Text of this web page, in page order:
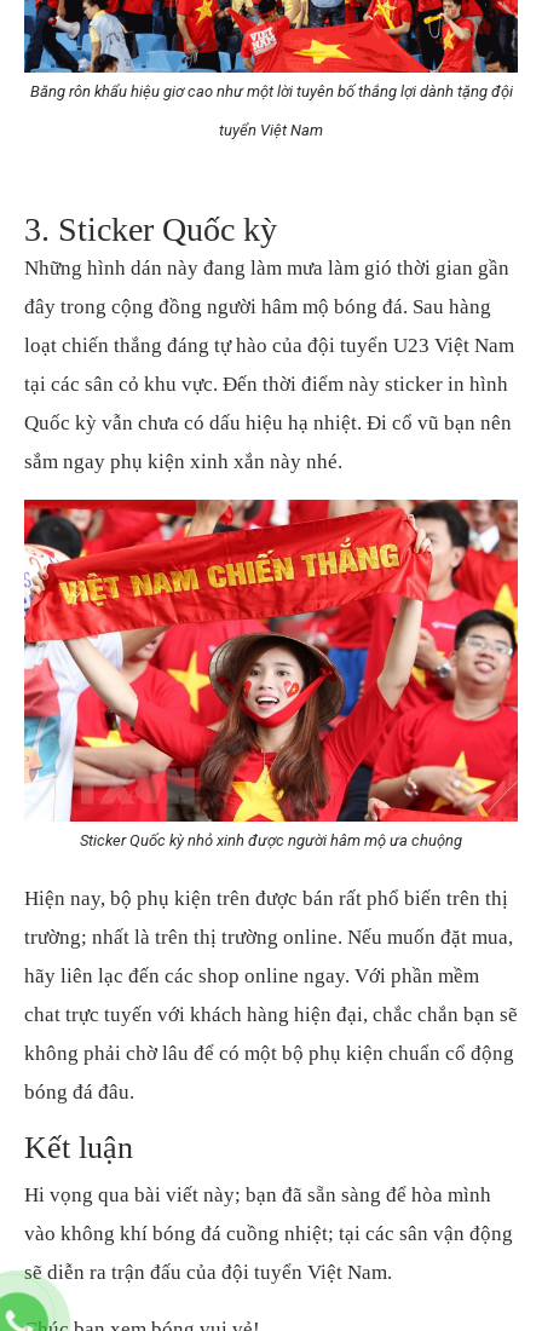
Băng rôn khẩu hiệu giơ cao như một lời tuyên bố thắng lợi dành tặng đội
tuyển Việt Nam
3. Sticker Quốc kỳ
Những hình dán này đang làm mưa làm gió thời gian gần
đây trong cộng đồng người hâm mộ bóng đá. Sau hàng
loạt chiến thắng đáng tự hào của đội tuyển U23 Việt Nam
tại các sân cỏ khu vực. Đến thời điểm này sticker in hình
Quốc kỳ vẫn chưa có dấu hiệu hạ nhiệt. Đi cổ vũ bạn nên
sắm ngay phụ kiện xinh xắn này nhé.
Sticker Quốc kỳ nhỏ xinh được người hâm mộ ưa chuộng
Hiện nay, bộ phụ kiện trên được bán rất phổ biến trên thị
trường; nhất là trên thị trường online. Nếu muốn đặt mua,
hãy liên lạc đến các shop online ngay. Với phần mềm
chat trực tuyến với khách hàng hiện đại, chắc chắn bạn sẽ
không phải chờ lâu để có một bộ phụ kiện chuẩn cổ động
bóng đá đâu.
Kết luận
Hi vọng qua bài viết này; bạn đã sẵn sàng để hòa mình
vào không khí bóng đá cuồng nhiệt; tại các sân vận động
sẽ diễn ra trận đấu của đội tuyển Việt Nam.